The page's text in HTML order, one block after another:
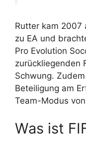
Rutter kam 2007
zu EA und
Pro Evolution
zurückliegenden
Schwung.
Beteiligung am
Team-Modus
Was ist